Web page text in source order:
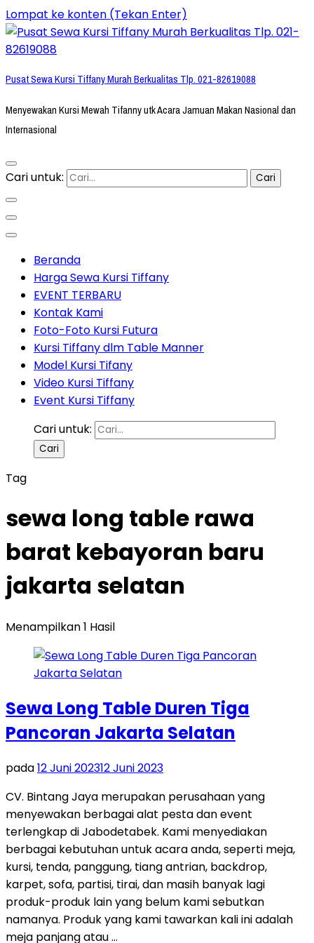
Lompat ke konten (Tekan Enter)
Pusat Sewa Kursi Tiffany Murah Berkualitas Tlp. 021-82619088
Menyewakan Kursi Mewah Tifanny utk Acara Jamuan Makan Nasional dan
Internasional
Cari untuk:
Beranda
Harga Sewa Kursi Tiffany
EVENT TERBARU
Kontak Kami
Foto-Foto Kursi Futura
Kursi Tiffany dlm Table Manner
Model Kursi Tifany
Video Kursi Tiffany
Event Kursi Tiffany
Cari untuk:
Tag
sewa long table rawa
barat kebayoran baru
jakarta selatan
Menampilkan 1 Hasil
Sewa Long Table Duren Tiga
Pancoran Jakarta Selatan
pada12 Juni 202312 Juni 2023
CV. Bintang Jaya merupakan perusahaan yang
menyewakan berbagai alat pesta dan event
terlengkap di Jabodetabek. Kami menyediakan
berbagai kebutuhan untuk acara anda, seperti meja,
kursi, tenda, panggung, tiang antrian, backdrop,
karpet, sofa, partisi, tirai, dan masih banyak lagi
produk-produk lain yang belum kami sebutkan
namanya. Produk yang kami tawarkan kali ini adalah
meja panjang atau …